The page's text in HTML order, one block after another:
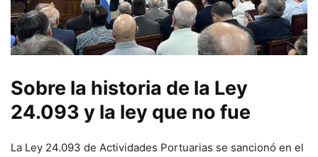
Sobre la historia de la Ley
24.093 y la ley que no fue
La Ley 24.093 de Actividades Portuarias se sancionó en el